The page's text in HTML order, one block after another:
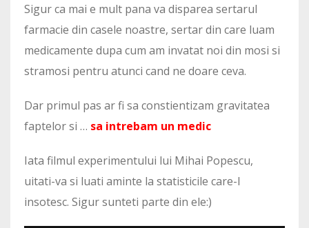
Sigur ca mai e mult pana va disparea sertarul
farmacie din casele noastre, sertar din care luam
medicamente dupa cum am invatat noi din mosi si
stramosi pentru atunci cand ne doare ceva.
Dar primul pas ar fi sa constientizam gravitatea
faptelor si … sa intrebam un medic
Iata filmul experimentului lui Mihai Popescu,
uitati-va si luati aminte la statisticile care-l
insotesc. Sigur sunteti parte din ele:)